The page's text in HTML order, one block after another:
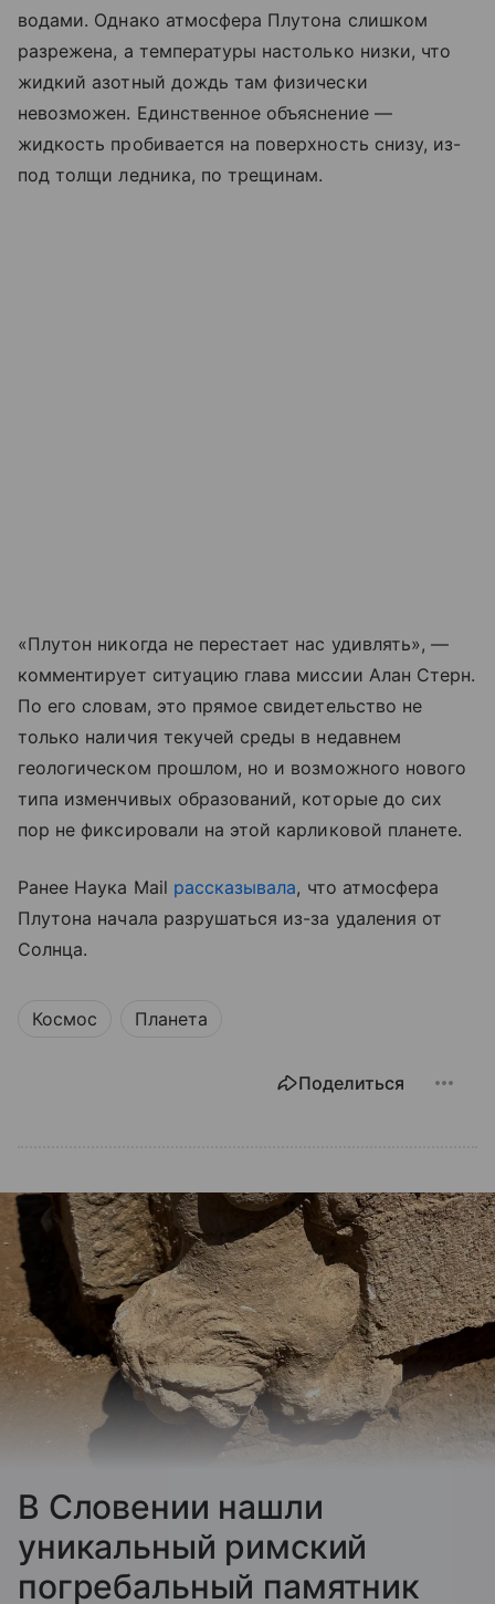
водами. Однако атмосфера Плутона слишком
разрежена, а температуры настолько низки, что
жидкий азотный дождь там физически
невозможен. Единственное объяснение —
жидкость пробивается на поверхность снизу, из-
под толщи ледника, по трещинам.
«Плутон никогда не перестает нас удивлять», —
комментирует ситуацию глава миссии Алан Стерн.
По его словам, это прямое свидетельство не
только наличия текучей среды в недавнем
геологическом прошлом, но и возможного нового
типа изменчивых образований, которые до сих
пор не фиксировали на этой карликовой планете.
Ранее Наука Mail рассказывала, что атмосфера
Плутона начала разрушаться из-за удаления от
Солнца.
Космос Планета
Поделиться
В Словении нашли
уникальный римский
погребальный памятник